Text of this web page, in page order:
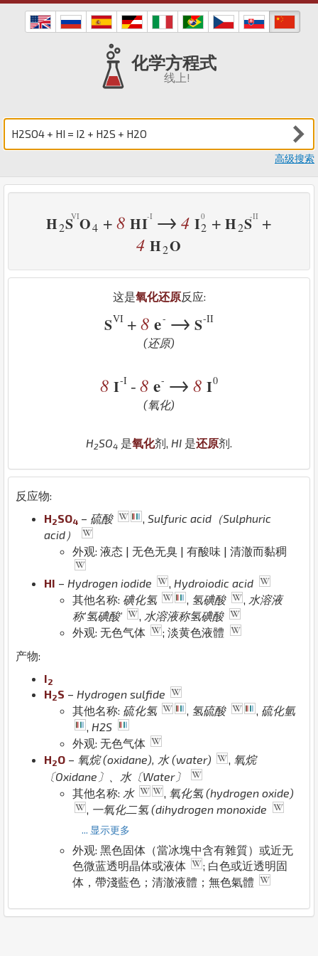
化学方程式
线上!
高级搜索
H2S O4 +8 HI → 4 I2 + H2S +
4 H2O
这是氧化还原反应:
SVI + 8 e- → S-II
(还原)
8 I-I -8 e- → 8 I0
(氧化)
H2SO4 是氧化剂, HI 是还原剂.
反应物:
H2SO4 – 硫酸
Sulfuric acid（Sulphuric
acid）
外观: 液态 | 无色无臭 | 有酸味 | 清澈而黏稠
HI – Hydrogen iodide , Hydroiodic acid
其他名称: 碘化氢 , 氢碘酸 , 水溶液
称'氢碘酸'
, 水溶液称氢碘酸
外观: 无色气体
; 淡黄色液體
产物:
I2
H2S – Hydrogen sulfide
其他名称: 硫化氢 , 氢硫酸 , 硫化氫
, H2S
外观: 无色气体
H2O – 氧烷 (oxidane), 水 (water) , 氧烷
〔Oxidane〕、水〔Water〕
其他名称: 水
氧化氢 (hydrogen oxide)
一氧化二氢 (dihydrogen monoxide
... 显示更多
外观: 黑色固体（當冰塊中含有雜質）或近无
色微蓝透明晶体或液体
; 白色或近透明固
体，帶淺藍色；清澈液體；無色氣體